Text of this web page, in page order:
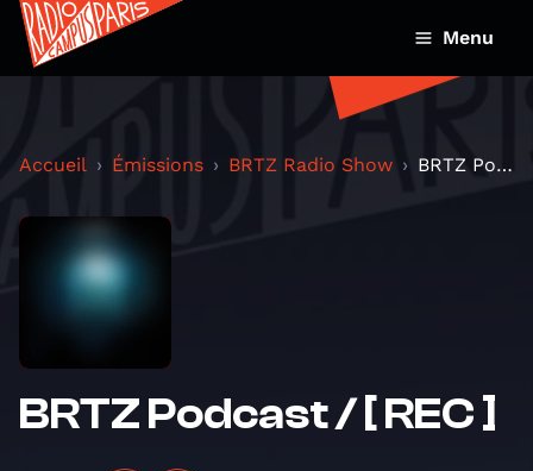
Menu
Accueil Émissions BRTZ Radio Show BRTZ Podcast / [ REC ]
BRTZ Podcast / [ REC ]